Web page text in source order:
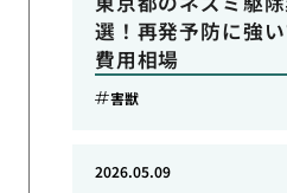
選！再発予防に強
費用相場
害獣
2026.05.09